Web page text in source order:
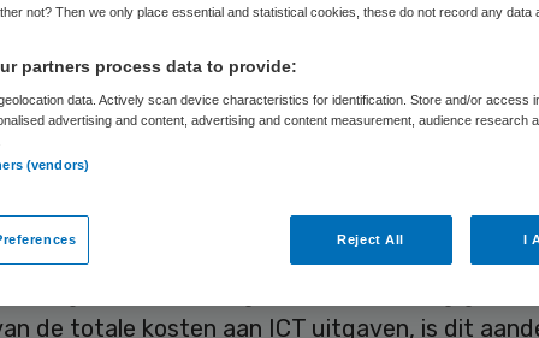
in ICT. De overheadkosten in de sector zijn
benchmarkonderzoek van adviesbureau
verschuift het zwaartepunt van
steeds vaker naar de zorg, waardoor
de totale kosten aan ICT uitgaven, is dit
not? Then we only place essential and statistical cookies, these do not record any data
partners process data to provide:
data. Actively scan device characteristics for identification. Store and/or access
advertising and content, advertising and content measurement, audience research
(vendors)
Reject All I